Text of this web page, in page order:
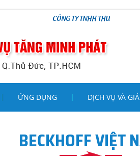
CÔNG TY TNHH THƯƠNG MẠI VÀ DỊCH VỤ
ỨNG DỤNG DỊCH VỤ VÀ
BECKHOFF VIỆT